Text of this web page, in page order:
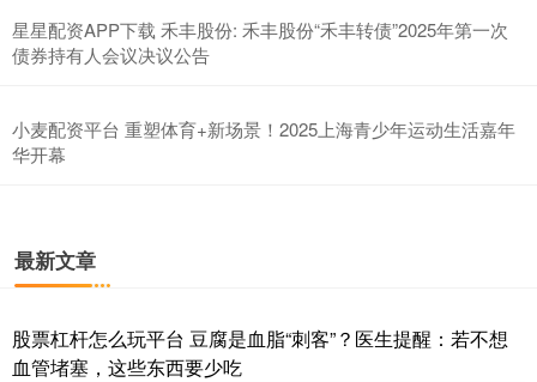
星星配资APP下载 禾丰股份: 禾丰股份“禾丰转债”2025年第一次
债券持有人会议决议公告
小麦配资平台 重塑体育+新场景！2025上海青少年运动生活嘉年
华开幕
最新文章
股票杠杆怎么玩平台 豆腐是血脂“刺客”？医生提醒：若不想
血管堵塞，这些东西要少吃